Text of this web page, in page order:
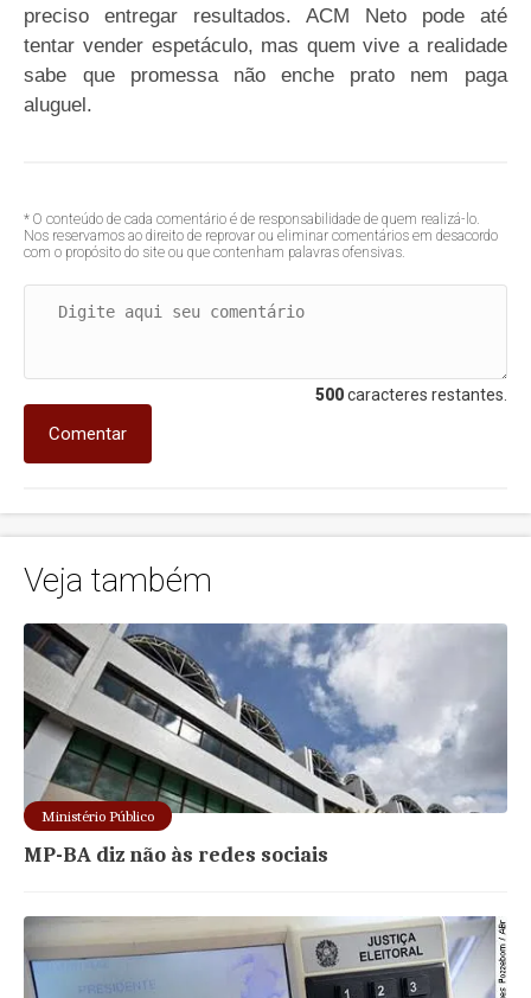
preciso entregar resultados. ACM Neto pode até
tentar vender espetáculo, mas quem vive a realidade
sabe que promessa não enche prato nem paga
aluguel.
* O conteúdo de cada comentário é de responsabilidade de quem realizá-lo.
Nos reservamos ao direito de reprovar ou eliminar comentários em desacordo
com o propósito do site ou que contenham palavras ofensivas.
500caracteres restantes.
Comentar
Veja também
Ministério Público
MP-BA diz não às redes sociais